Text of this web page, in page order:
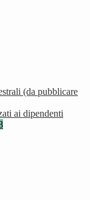
(da pubblicare
ai dipendenti